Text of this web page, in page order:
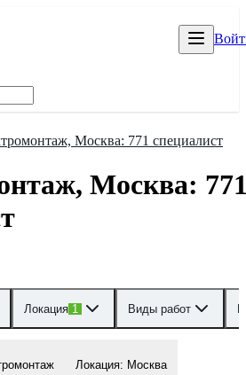
Москва: 771 специалист
Москва:
Локация 1 Виды работ
Локация: Москва